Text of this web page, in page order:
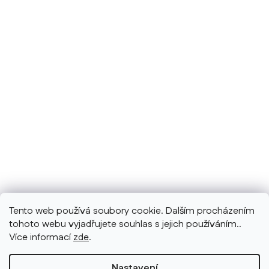
Tento web používá soubory cookie. Dalším procházením
tohoto webu vyjadřujete souhlas s jejich používáním..
Více informacízde.